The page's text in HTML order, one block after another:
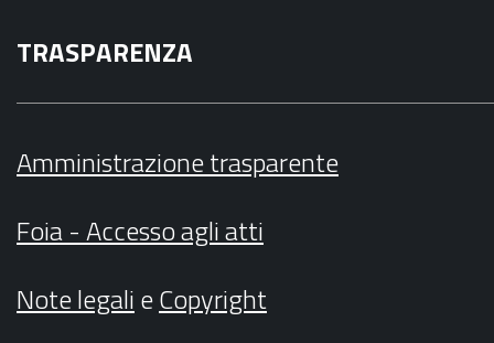
TRASPARENZA
Amministrazione trasparente
Foia - Accesso agli atti
Note legalieCopyright